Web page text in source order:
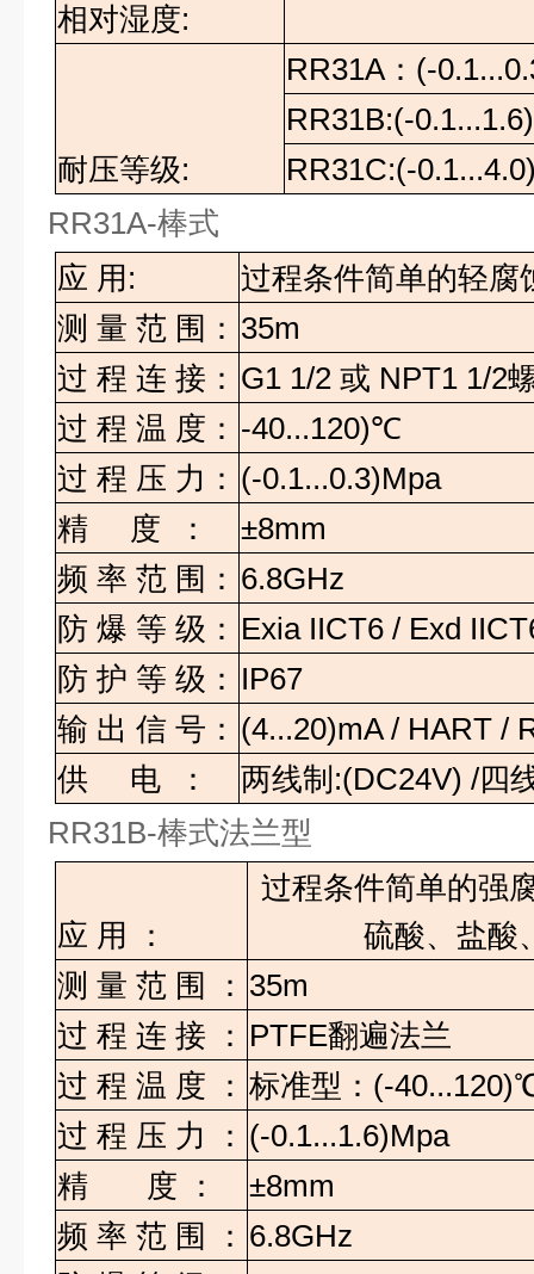
相对湿度:
耐压等级:
RR31A： (-
RR31B:(-
RR31C:(-
RR31A-棒式
应 用 :
过程条件简单的轻腐
测 量 范 围： 35m
过 程 连 接： G1 1/2或 NPT1 1/2
过 程 温 度： -40...120)℃
过 程 压 力： (-0.1...0.3)Mpa
精
度 ：
±8mm
频 率 范 围： 6.8GHz
防 爆 等 级： Exia IICT6 / Exd
防 护 等 级： IP67
输 出 信 号： (4...20)mA / HART /
供
电 ： 两线制 :(DC24V) /四
RR31B-棒式法兰型
应 用 ：
过程条件简单的强
硫酸、盐酸
测 量 范 围 ： 35m
过 程 连 接 ： PTFE翻遍法兰
过 程 温 度 ： 标准型： (-40...120)
过 程 压 力 ： (-0.1...1.6)Mpa
精
度 ：
±8mm
频 率 范 围 ： 6.8GHz